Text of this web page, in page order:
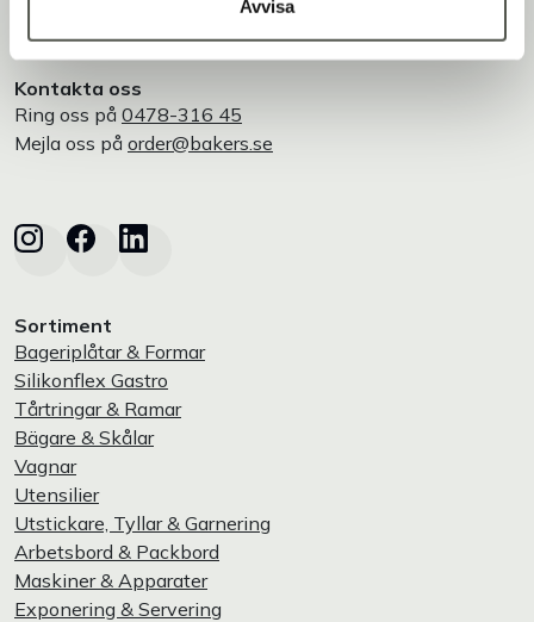
Avvisa
Vi är Bakers - Tillsammans skapar vi en godare värld!
Kontakta oss
Ring oss på 0478-316 45
Mejla oss på order@bakers.se
Sortiment
Bageriplåtar & Formar
Silikonflex Gastro
Tårtringar & Ramar
Bägare & Skålar
Vagnar
Utensilier
Utstickare, Tyllar & Garnering
Arbetsbord & Packbord
Maskiner & Apparater
Exponering & Servering